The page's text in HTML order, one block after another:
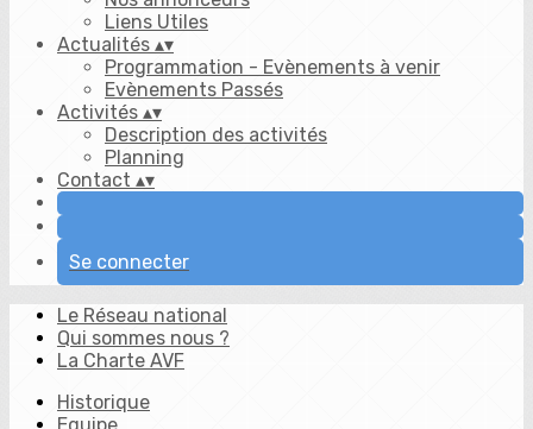
Liens Utiles
Actualités ▴▾
Programmation - Evènements à venir
Evènements Passés
Activités ▴▾
Description des activités
Planning
Contact ▴▾
Se connecter
Le Réseau national
Qui sommes nous ?
La Charte AVF
Historique